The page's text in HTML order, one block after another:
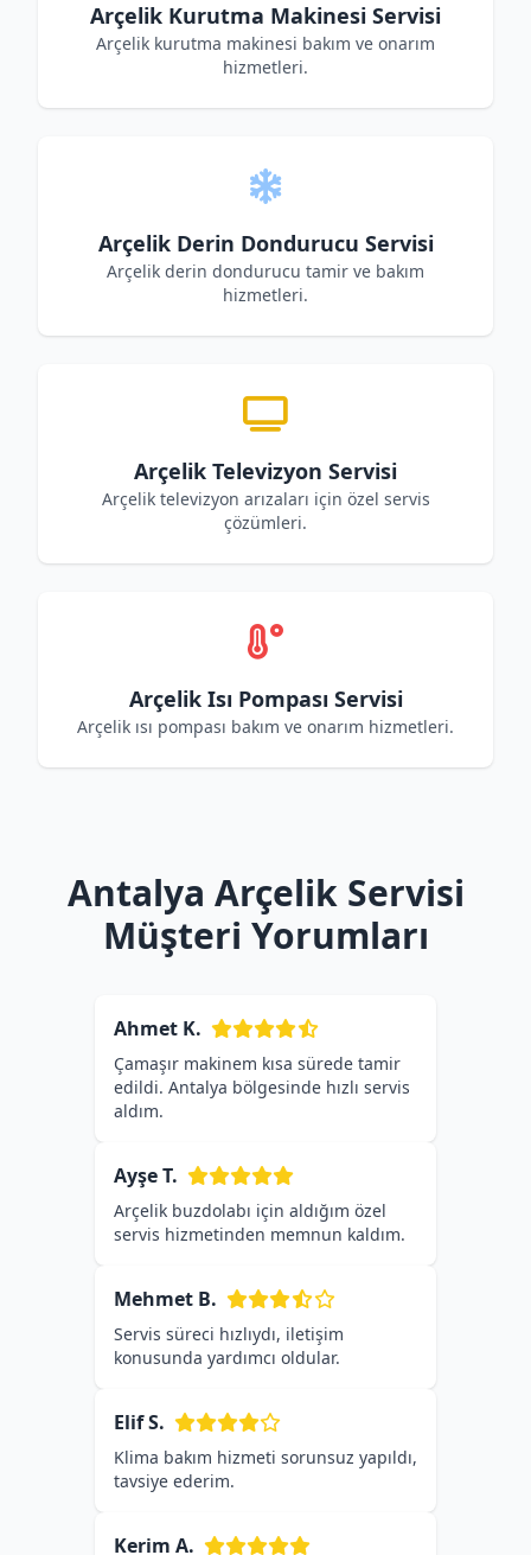
Arçelik Kurutma Makinesi Servisi
Arçelik kurutma makinesi bakım ve onarım
hizmetleri.
Arçelik Derin Dondurucu Servisi
Arçelik derin dondurucu tamir ve bakım
hizmetleri.
Arçelik Televizyon Servisi
Arçelik televizyon arızaları için özel servis
çözümleri.
Arçelik Isı Pompası Servisi
Arçelik ısı pompası bakım ve onarım hizmetleri.
Antalya Arçelik Servisi
Müşteri Yorumları
Ahmet K.
Çamaşır makinem kısa sürede tamir
edildi. Antalya bölgesinde hızlı servis
aldım.
Ayşe T.
Arçelik buzdolabı için aldığım özel
servis hizmetinden memnun kaldım.
Mehmet B.
Servis süreci hızlıydı, iletişim
konusunda yardımcı oldular.
Elif S.
Klima bakım hizmeti sorunsuz yapıldı,
tavsiye ederim.
Kerim A.